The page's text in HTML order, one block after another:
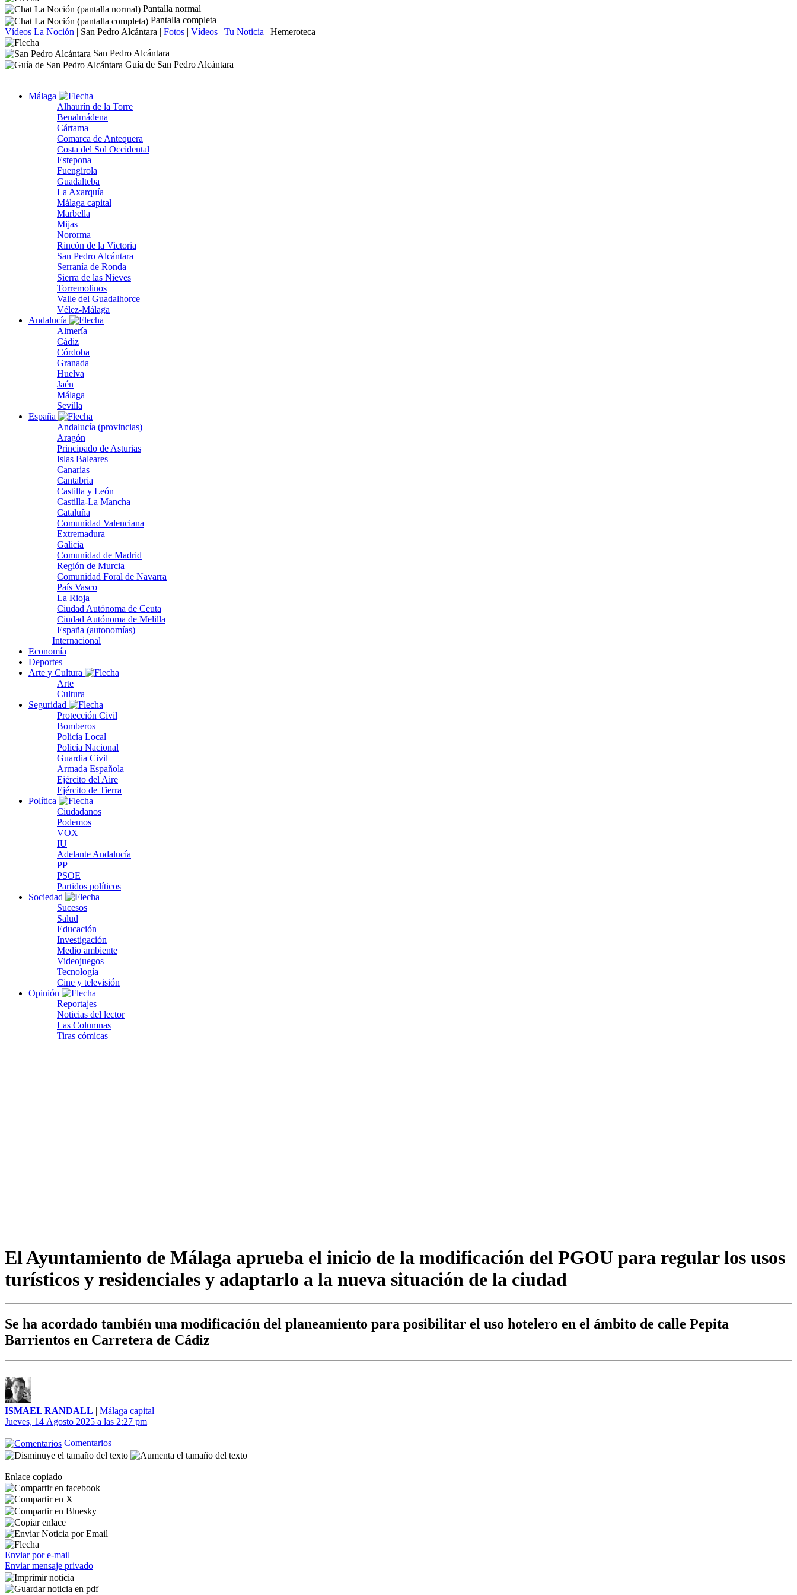
Pantalla normal
Pantalla completa
Vídeos La Noción | San Pedro Alcántara | Fotos | Vídeos | Tu Noticia | Hemeroteca
San Pedro Alcántara
Guía de San Pedro Alcántara
Málaga
Alhaurín de la Torre
Benalmádena
Cártama
Comarca de Antequera
Costa del Sol Occidental
Estepona
Fuengirola
Guadalteba
La Axarquía
Málaga capital
Marbella
Mijas
Nororma
Rincón de la Victoria
San Pedro Alcántara
Serranía de Ronda
Sierra de las Nieves
Torremolinos
Valle del Guadalhorce
Vélez-Málaga
Andalucía
Almería
Cádiz
Córdoba
Granada
Huelva
Jaén
Málaga
Sevilla
España
Andalucía (provincias)
Aragón
Principado de Asturias
Islas Baleares
Canarias
Cantabria
Castilla y León
Castilla-La Mancha
Cataluña
Comunidad Valenciana
Extremadura
Galicia
Comunidad de Madrid
Región de Murcia
Comunidad Foral de Navarra
País Vasco
La Rioja
Ciudad Autónoma de Ceuta
Ciudad Autónoma de Melilla
España (autonomías)
Internacional
Economía
Deportes
Arte y Cultura
Arte
Cultura
Seguridad
Protección Civil
Bomberos
Policía Local
Policía Nacional
Guardia Civil
Armada Española
Ejército del Aire
Ejército de Tierra
Política
Ciudadanos
Podemos
VOX
IU
Adelante Andalucía
PP
PSOE
Partidos políticos
Sociedad
Sucesos
Salud
Educación
Investigación
Medio ambiente
Videojuegos
Tecnología
Cine y televisión
Opinión
Reportajes
Noticias del lector
Las Columnas
Tiras cómicas
El Ayuntamiento de Málaga aprueba el inicio de la modificación del PGOU para regular los usos
turísticos y residenciales y adaptarlo a la nueva situación de la ciudad
Se ha acordado también una modificación del planeamiento para posibilitar el uso hotelero en el ámbito de calle Pepita
Barrientos en Carretera de Cádiz
ISMAEL RANDALL | Málaga capital
Jueves, 14 Agosto 2025 a las 2:27 pm
Comentarios
Enlace copiado
Enviar por e-mail
Enviar mensaje privado